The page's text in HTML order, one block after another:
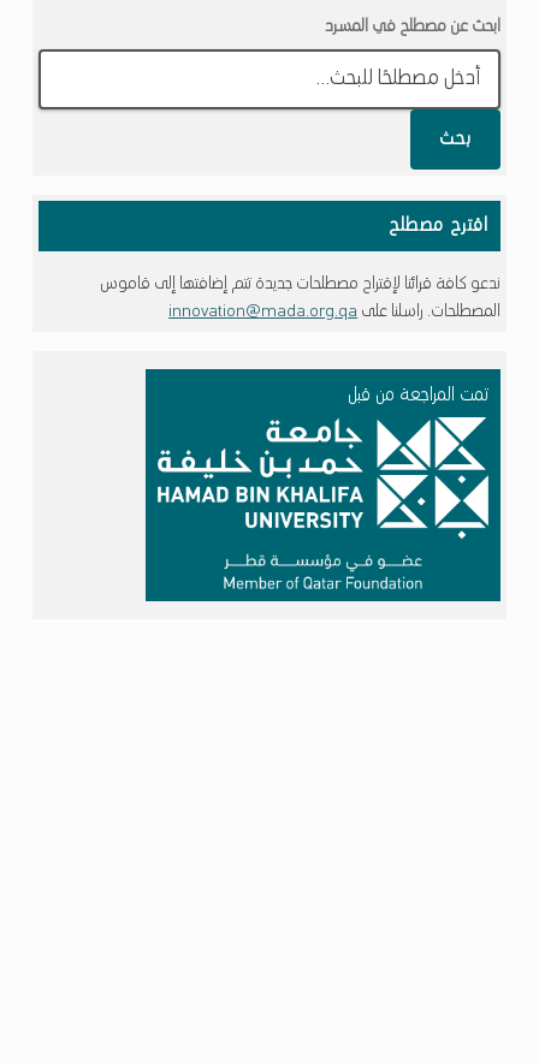
ابحث عن مصطلح في المسرد
بحث
اقترح مصطلح
ندعو كافة قرائنا لإقتراح مصطلحات جديدة تتم إضافتها إلى قاموس
المصطلحات. راسلنا على innovation@mada.org.qa
تمت المراجعة من قبل